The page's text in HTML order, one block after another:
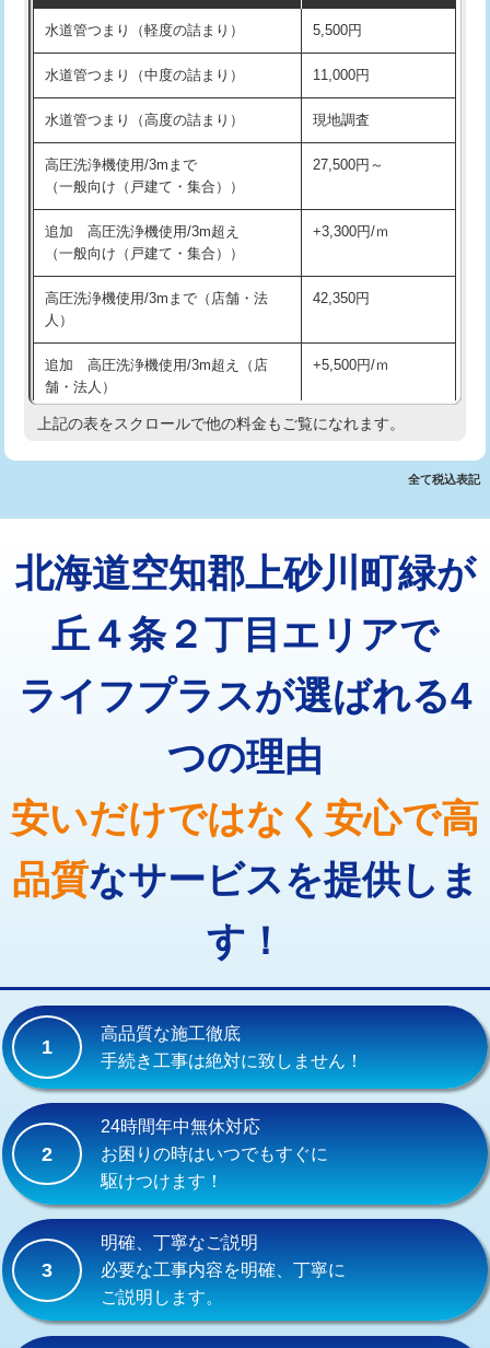
洗面台設置 38,500円
化粧台設置 22,000円
追加人工 16,500円
廃棄・処分 現場見積
※給水管工事は20mmまでの価格です。
交換・取付(排水栓・排水トラップ
22,000円+材料費
持込商品取付（混合水栓）
持込商品取付（浄水器・分岐水栓） 16,500円
業）
排水管工事（追加 排水管工事/3ｍ超
え）
マス交換（土の掘削・埋め戻し作業） 11,000円~
マス交換（深さ50㎝以上） 66,000円
コンクリート斫り（厚さ10㎝超え） 38,500円
モルタル補修（厚さ10㎝まで） 27,500円
16,500円
廃棄・処分 現場見積
水道管つまり（軽度の詰まり） 5,500円
水道管つまり（中度の詰まり） 11,000円
水道管つまり（高度の詰まり） 現地調査
高圧洗浄機使用/3mまで
（一般向け（戸建て・集合））
27,500円～
追加 高圧洗浄機使用/3m超え
（一般向け（戸建て・集合））
+3,300円/ｍ
高圧洗浄機使用/3mまで（店舗・法
人）
42,350円
追加 高圧洗浄機使用/3m超え（店
舗・法人）
+5,500円/ｍ
高度高圧洗浄換 現地調査
トーラー機使用/3mまで 33,000円
追加トーラー機使用/3m超え +3,300円
カメラ調査
8,800円
止水・漏水調査・防水処理・清掃・修
11,000円
止水・漏水調査・防水処理・清掃・修
22,000円
止水・漏水調査・防水処理・清掃・修
理・調整・分解・加工など（重作業）
33,000円
その他部品の脱着 8,800円～
交換・取付(単水栓（壁付・デッキ
式）)
13,200円+材料費
交換・取付(混合水栓（壁付・デッキ
式・ワンホール）)
16,500円+材料費
交換・取付(排水栓・排水トラップ
（P/S/ポップアップ））
交換・取付（その他部品）
持込商品取付（単水栓）
持込商品取付（混合水栓） 16,500円
持込商品取付（浄水器・分岐水栓） 16,500円
上記の表をスクロールで他の料金もご覧になれます。
全て税込表記
北海道空知郡上砂川町緑が
丘４条２丁目エリアで
ライフプラスが選ばれる4
つの理由
安いだけではなく安心で高
品質なサービスを提供しま
す！
1
高品質な施工徹底
手続き工事は絶対に致しません！
2
24時間年中無休対応
お困りの時はいつでもすぐに
駆けつけます！
3
明確、丁寧なご説明
必要な工事内容を明確、丁寧に
ご説明します。